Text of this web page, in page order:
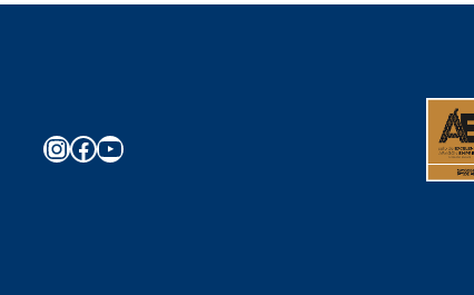
Instagram
Facebook
YouTube